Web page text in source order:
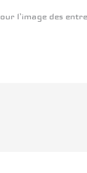
l’image des